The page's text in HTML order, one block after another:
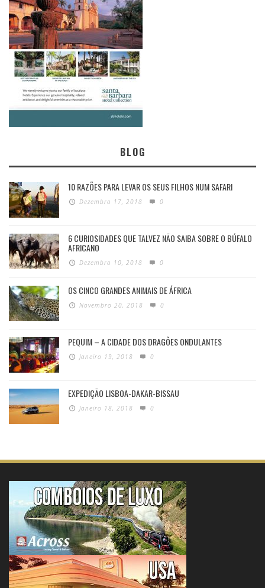
BLOG
10 RAZÕES PARA LEVAR OS SEUS FILHOS NUM SAFARI
Dezembro 17, 2018 0
6 CURIOSIDADES QUE TALVEZ NÃO SAIBA SOBRE O BÚFALO
AFRICANO
Dezembro 10, 2018 0
OS CINCO GRANDES ANIMAIS DE ÁFRICA
Novembro 20, 2018 0
PEQUIM – A CIDADE DOS DRAGÕES ONDULANTES
Janeiro 19, 2018 0
EXPEDIÇÃO LISBOA-DAKAR-BISSAU
Janeiro 18, 2018 0